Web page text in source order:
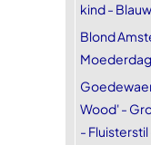
kind -
Blond
Wood' -
-